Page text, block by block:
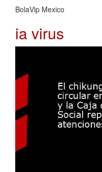
BolaVip Mexico
ia virus